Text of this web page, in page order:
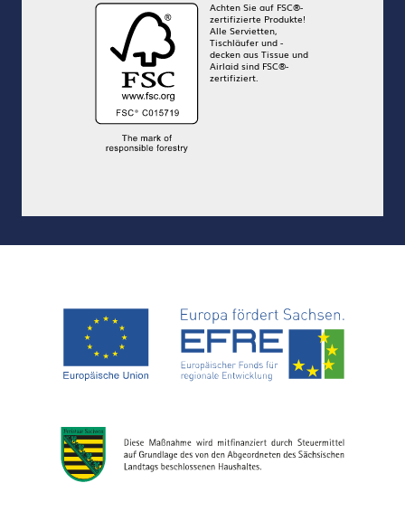
Achten Sie auf FSC®-
zertifizierte Produkte!
Alle Servietten,
Tischläufer und -
decken aus Tissue und
Airlaid sind FSC®-
zertifiziert.